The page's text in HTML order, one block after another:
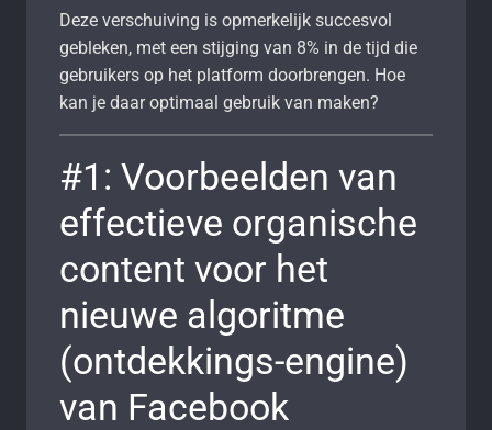
Deze verschuiving is opmerkelijk succesvol
gebleken, met een stijging van 8% in de tijd die
gebruikers op het platform doorbrengen. Hoe
kan je daar optimaal gebruik van maken?
#1: Voorbeelden van
effectieve organische
content voor het
nieuwe algoritme
(ontdekkings-engine)
van Facebook